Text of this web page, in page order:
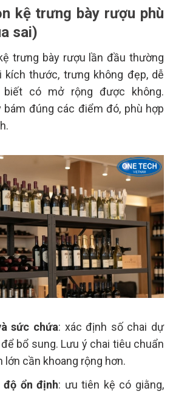
kệ trưng bày rượu phù
sai)
trưng bày rượu lần đầu thường
kích thước, trưng không đẹp, dễ
có mở rộng được không.
đúng các điểm đó, phù hợp
sức chứa: xác định số chai dự
bổ sung. Lưu ý chai tiêu chuẩn
lớn cần khoang rộng hơn.
ổn định: ưu tiên kệ có giằng,